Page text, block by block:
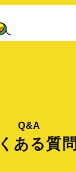
Q&A
ある質問